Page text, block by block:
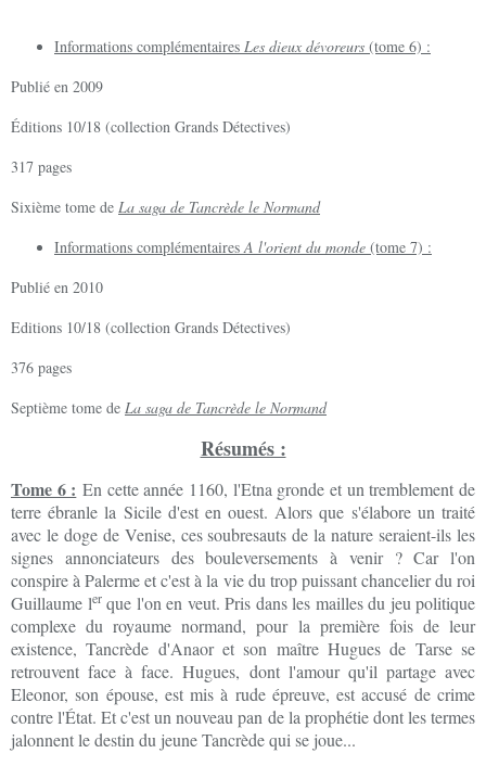
Informations complémentaires Les dieux dévoreurs (tome 6) :
Publié en 2009
Éditions 10/18 (collection Grands Détectives)
317 pages
Sixième tome de La saga de Tancrède le Normand
Informations complémentairesA l'orient du monde (tome 7) :
Publié en 2010
Editions 10/18 (collection Grands Détectives)
376 pages
Septième tome de La saga de Tancrède le Normand
Résumés :
Tome 6 : En cette année 1160, l'Etna gronde et un tremblement de
terre ébranle la Sicile d'est en ouest. Alors que s'élabore un traité
avec le doge de Venise, ces soubresauts de la nature seraient-ils les
signes annonciateurs des bouleversements à venir ? Car l'on
conspire à Palerme et c'est à la vie du trop puissant chancelier du roi
Guillaume lerque l'on en veut. Pris dans les mailles du jeu politique
complexe du royaume normand, pour la première fois de leur
existence, Tancrède d'Anaor et son maître Hugues de Tarse se
retrouvent face à face. Hugues, dont l'amour qu'il partage avec
Eleonor, son épouse, est mis à rude épreuve, est accusé de crime
contre l'État. Et c'est un nouveau pan de la prophétie dont les termes
jalonnent le destin du jeune Tancrède qui se joue...